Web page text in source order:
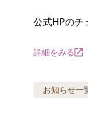
公式HPのチ
詳細をみる
お知らせ一